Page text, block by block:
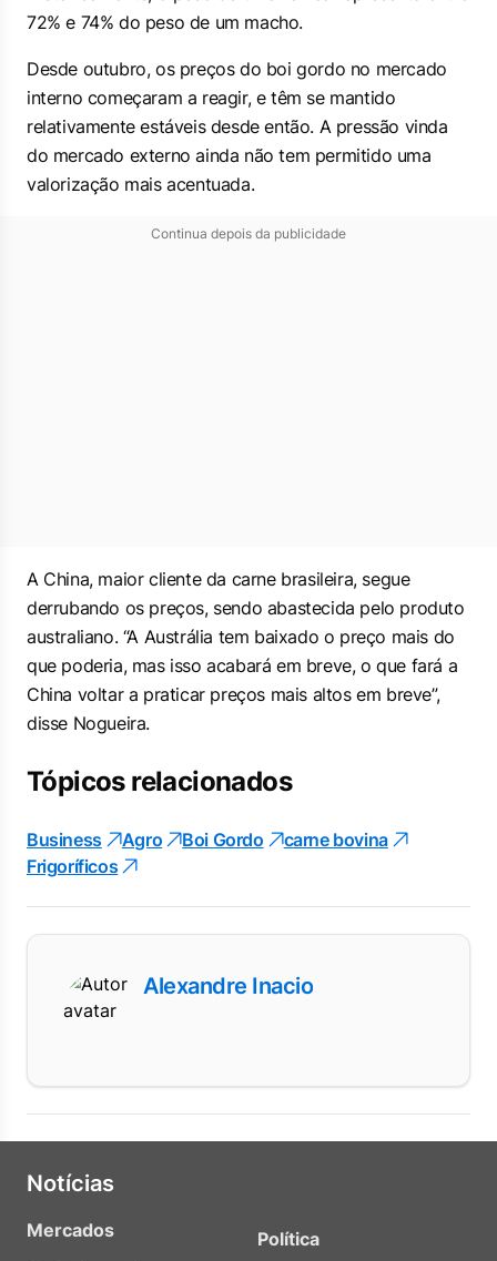
72% e 74% do peso de um macho.
Desde outubro, os preços do boi gordo no mercado
interno começaram a reagir, e têm se mantido
relativamente estáveis desde então. A pressão vinda
do mercado externo ainda não tem permitido uma
valorização mais acentuada.
Continua depois da publicidade
A China, maior cliente da carne brasileira, segue
derrubando os preços, sendo abastecida pelo produto
australiano. “A Austrália tem baixado o preço mais do
que poderia, mas isso acabará em breve, o que fará a
China voltar a praticar preços mais altos em breve”,
disse Nogueira.
Tópicos relacionados
Business Agro Boi Gordo
carne bovina
Frigoríficos
Alexandre Inacio
Notícias
Mercados
Política